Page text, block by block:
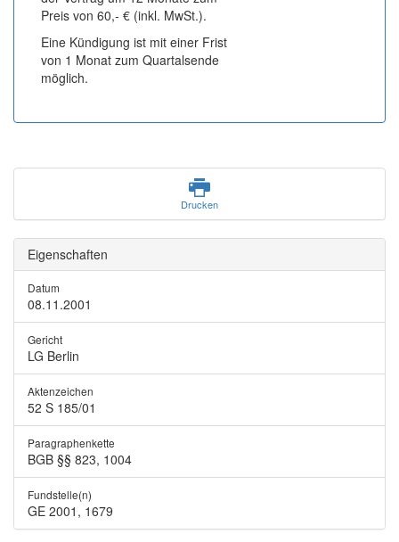
Preis von 60,- € (inkl. MwSt.).
Eine Kündigung ist mit einer Frist
von 1 Monat zum Quartalsende
möglich.
Drucken
Eigenschaften
Datum
08.11.2001
Gericht
LG Berlin
Aktenzeichen
52 S 185/01
Paragraphenkette
BGB §§ 823, 1004
Fundstelle(n)
GE 2001, 1679